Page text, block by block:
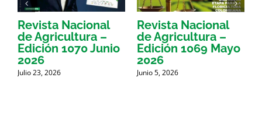
Revista Nacional
de Agricultura –
Edición 1070 Junio
2026
Julio 23, 2026
Revista Nacional
de Agricultura –
Edición 1069 Mayo
2026
Junio 5, 2026